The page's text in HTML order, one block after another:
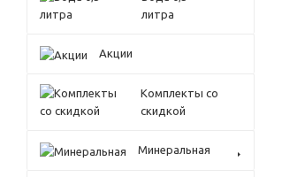
литра
Акции
Комплекты со
скидкой
Минеральная